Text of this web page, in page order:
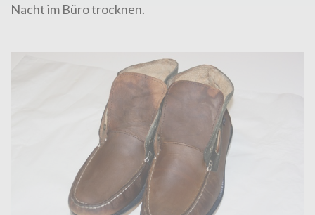
Nacht im Büro trocknen.